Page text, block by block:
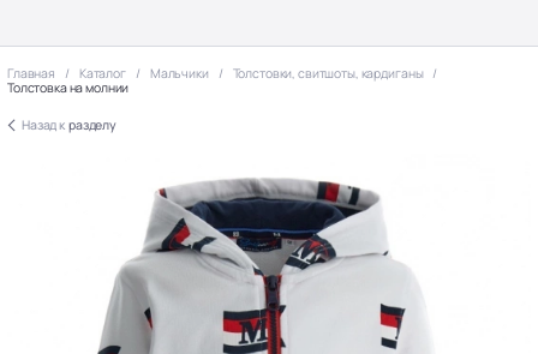
Главная Каталог Мальчики
Толстовки, свитшоты, кардиганы
Толстовка на молнии
Назад к разделу